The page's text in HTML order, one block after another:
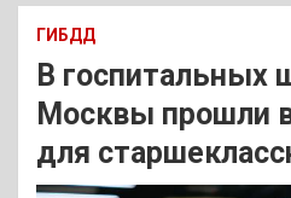
ГИБДД
В госпитальных
Москвы прошли
для